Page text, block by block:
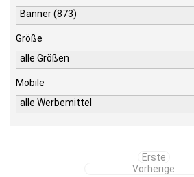
Banner (873)
Größe
alle Größen
Mobile
alle Werbemittel
Erste
Vorherige